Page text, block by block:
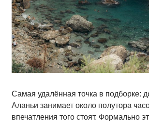
Самая удалённая точка в подборке:
Аланьи занимает около полутора
впечатления того стоят. Формально